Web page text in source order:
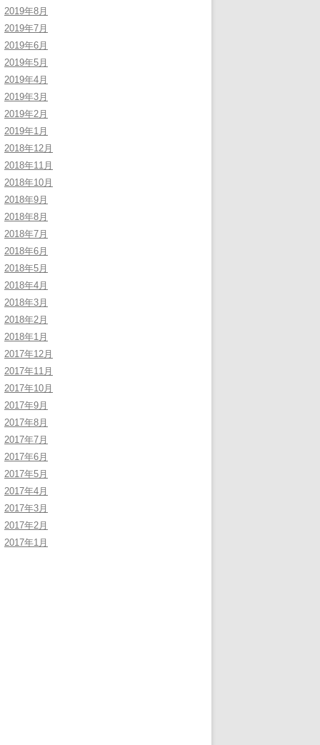
2019年8月
2019年7月
2019年6月
2019年5月
2019年4月
2019年3月
2019年2月
2019年1月
2018年12月
2018年11月
2018年10月
2018年9月
2018年8月
2018年7月
2018年6月
2018年5月
2018年4月
2018年3月
2018年2月
2018年1月
2017年12月
2017年11月
2017年10月
2017年9月
2017年8月
2017年7月
2017年6月
2017年5月
2017年4月
2017年3月
2017年2月
2017年1月